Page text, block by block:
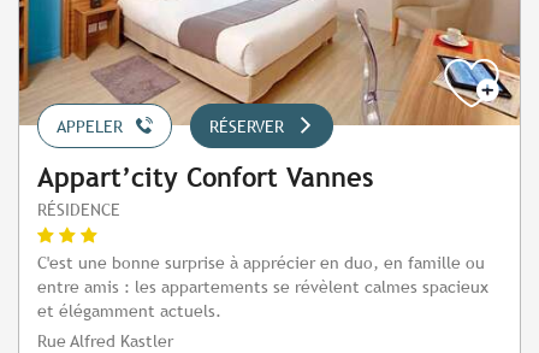
APPELER RÉSERVER
Appart’city Confort Vannes
RÉSIDENCE
C'est une bonne surprise à apprécier en duo, en famille ou
entre amis : les appartements se révèlent calmes spacieux
et élégamment actuels.
Rue Alfred Kastler